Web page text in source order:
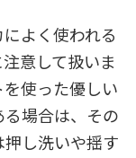
よく使われる
意して扱いま
使った優しい
場合は、その
し洗いや揺す